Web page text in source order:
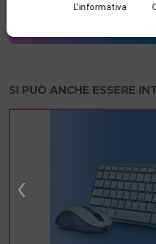
SI PUÒ ANCHE ESSERE
‹
L’informativa